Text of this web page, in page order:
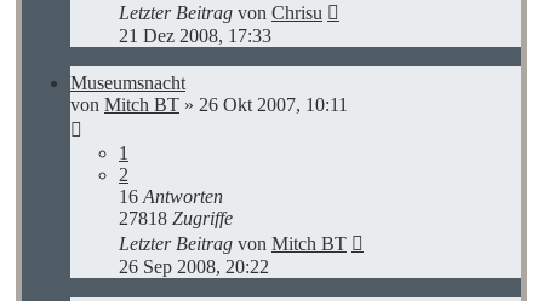
Letzter Beitrag von Chrisu
21 Dez 2008, 17:33
Museumsnacht
von Mitch BT » 26 Okt 2007, 10:11
1
2
16 Antworten
27818 Zugriffe
Letzter Beitrag von Mitch BT
26 Sep 2008, 20:22